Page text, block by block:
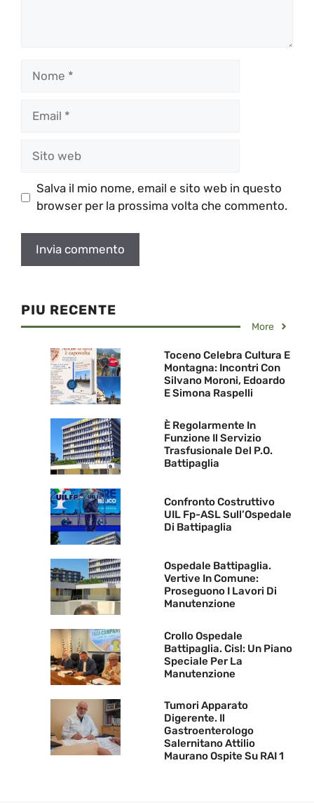
Salva il mio nome, email e sito web in questo
browser per la prossima volta che commento.
PIU RECENTE
More
Toceno Celebra Cultura E
Montagna: Incontri Con
Silvano Moroni, Edoardo
E Simona Raspelli
È Regolarmente In
Funzione Il Servizio
Trasfusionale Del P.O.
Battipaglia
Confronto Costruttivo
UIL Fp-ASL Sull’Ospedale
Di Battipaglia
Ospedale Battipaglia.
Vertive In Comune:
Proseguono I Lavori Di
Manutenzione
Crollo Ospedale
Battipaglia. Cisl: Un Piano
Speciale Per La
Manutenzione
Tumori Apparato
Digerente. Il
Gastroenterologo
Salernitano Attilio
Maurano Ospite Su RAI 1